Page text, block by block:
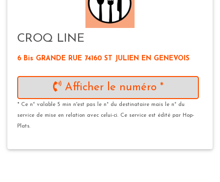
CROQ LINE
6 Bis GRANDE RUE 74160 ST JULIEN EN GENEVOIS
Afficher le numéro *
* Ce n° valable 5 min n'est pas le n° du destinataire mais le n° du
service de mise en relation avec celui-ci. Ce service est édité par Hop-
Plats.